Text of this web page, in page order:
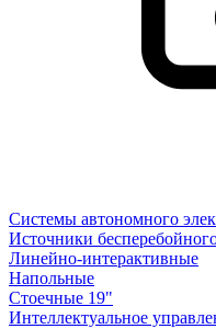
Системы автономного
Источники
Линейно-интерактивные
Напольные
Стоечные 19"
Интеллектуальное